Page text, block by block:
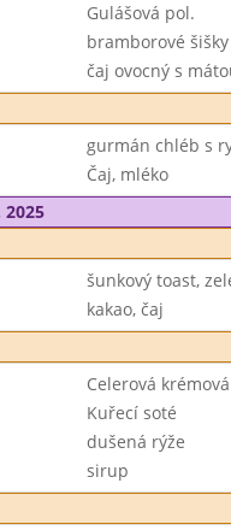
Gulášová pol.
bramborové
čaj ovocný s
gurmán chléb s
Čaj, mléko
2025
šunkový toast,
kakao, čaj
Celerová krémová
Kuřecí soté
dušená rýže
sirup